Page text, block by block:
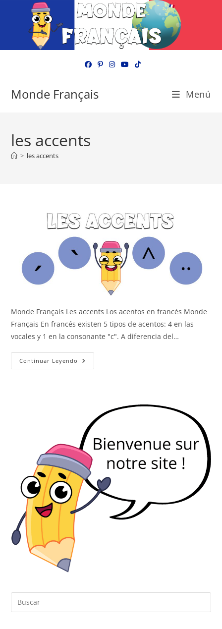
Monde Français Menú
les accents
> les accents
Monde Français Les accents Los acentos en francés Monde
Français En francés existen 5 tipos de acentos: 4 en las
vocales y 1 en la consonante "c". A diferencia del…
Continuar Leyendo Los
Acentos